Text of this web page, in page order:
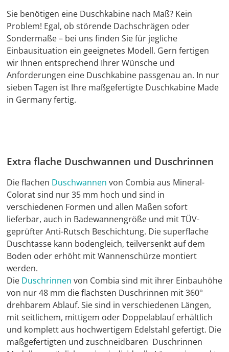
Sie benötigen eine Duschkabine nach Maß? Kein
Problem! Egal, ob störende Dachschrägen oder
Sondermaße – bei uns finden Sie für jegliche
Einbausituation ein geeignetes Modell. Gern fertigen
wir Ihnen entsprechend Ihrer Wünsche und
Anforderungen eine Duschkabine passgenau an. In nur
sieben Tagen ist Ihre maßgefertigte Duschkabine Made
in Germany fertig.
Extra flache Duschwannen und Duschrinnen
Die flachen Duschwannen von Combia aus Mineral-
Colorat sind nur 35 mm hoch und sind in
verschiedenen Formen und allen Maßen sofort
lieferbar, auch in Badewannengröße und mit TÜV-
geprüfter Anti-Rutsch Beschichtung. Die superflache
Duschtasse kann bodengleich, teilversenkt auf dem
Boden oder erhöht mit Wannenschürze montiert
werden.
Die Duschrinnen von Combia sind mit ihrer Einbauhöhe
von nur 48 mm die flachsten Duschrinnen mit 360°
drehbarem Ablauf. Sie sind in verschiedenen Längen,
mit seitlichem, mittigem oder Doppelablauf erhältlich
und komplett aus hochwertigem Edelstahl gefertigt. Die
maßgefertigten und zuschneidbaren Duschrinnen